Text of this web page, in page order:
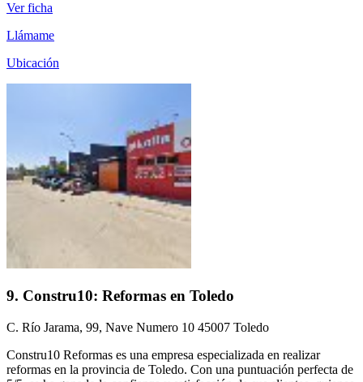
Ver ficha
Llámame
Ubicación
9. Constru10: Reformas en Toledo
C. Río Jarama, 99, Nave Numero 10 45007 Toledo
Constru10 Reformas es una empresa especializada en realizar
reformas en la provincia de Toledo. Con una puntuación perfecta de